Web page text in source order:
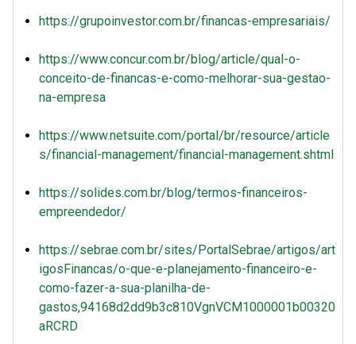
https://grupoinvestor.com.br/financas-empresariais/
https://www.concur.com.br/blog/article/qual-o-
conceito-de-financas-e-como-melhorar-sua-gestao-
na-empresa
https://www.netsuite.com/portal/br/resource/article
s/financial-management/financial-management.shtml
https://solides.com.br/blog/termos-financeiros-
empreendedor/
https://sebrae.com.br/sites/PortalSebrae/artigos/art
igosFinancas/o-que-e-planejamento-financeiro-e-
como-fazer-a-sua-planilha-de-
gastos,94168d2dd9b3c810VgnVCM1000001b00320
aRCRD